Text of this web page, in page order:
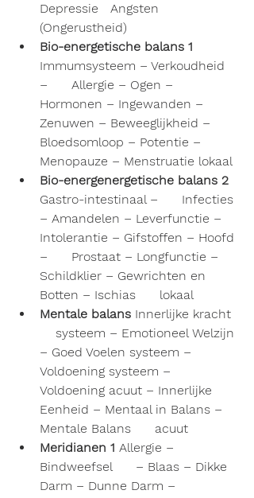
Depressie   Angsten
(Ongerustheid)
Bio-energetische balans 1
Immumsysteem – Verkoudheid
–      Allergie – Ogen –
Hormonen – Ingewanden –
Zenuwen – Beweeglijkheid –
Bloedsomloop – Potentie –
Menopauze – Menstruatie lokaal
Bio-energenergetische balans 2
Gastro-intestinaal –      Infecties
– Amandelen – Leverfunctie –
Intolerantie – Gifstoffen – Hoofd
–      Prostaat – Longfunctie –
Schildklier – Gewrichten en
Botten – Ischias      lokaal
Mentale balans Innerlijke kracht
    systeem – Emotioneel Welzijn
– Goed Voelen systeem –
Voldoening systeem –
Voldoening acuut – Innerlijke
Eenheid – Mentaal in Balans –
Mentale Balans      acuut
Meridianen 1 Allergie –
Bindweefsel      – Blaas – Dikke
Darm – Dunne Darm –